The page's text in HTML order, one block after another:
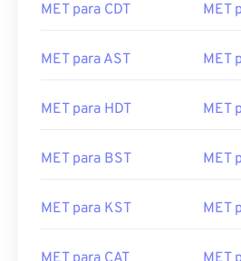
MET para CDT MET
MET para AST MET
MET para HDT MET
MET para BST MET
MET para KST MET